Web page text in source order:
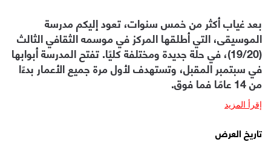
بعد غياب أكثر من خمس سنوات، تعود إليكم مدرسة
الموسيقى، التي أطلقها المركز في موسمه الثقافي الثالث
(19/20)، في حلة جديدة ومختلفة كليًا. تفتح المدرسة أبوابها
في سبتمبر المقبل، وتستهدف لأول مرة جميع الأعمار بدءًا
من 14 عامًا فما فوق.
إقرأ المزيد
تاريخ العرض